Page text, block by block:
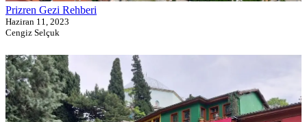
Prizren Gezi Rehberi
Haziran 11, 2023
Cengiz Selçuk